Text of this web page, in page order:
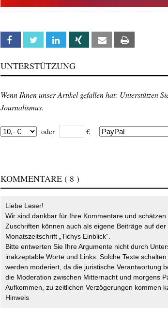
Facebook Twitter Linkedin Xing Email
UNTERSTÜTZUNG
Wenn Ihnen unser Artikel gefallen hat: Unterstützen
Journalismus.
oder €
KOMMENTARE ( 8 )
Liebe Leser!
Wir sind dankbar für Ihre Kommentare und
Zuschriften können auch als eigene Beiträge auf
Monatszeitschrift „Tichys Einblick“.
Bitte entwerten Sie Ihre Argumente nicht durch
inakzeptable Worte und Links. Solche Texte
werden moderiert, da die juristische Verantwortung
die Moderation zwischen Mitternacht und morgens
Aufkommen, zu zeitlichen Verzögerungen kommen
Hinweis